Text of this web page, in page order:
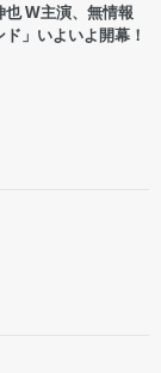
也 W主演、無情報
」いよいよ開幕！